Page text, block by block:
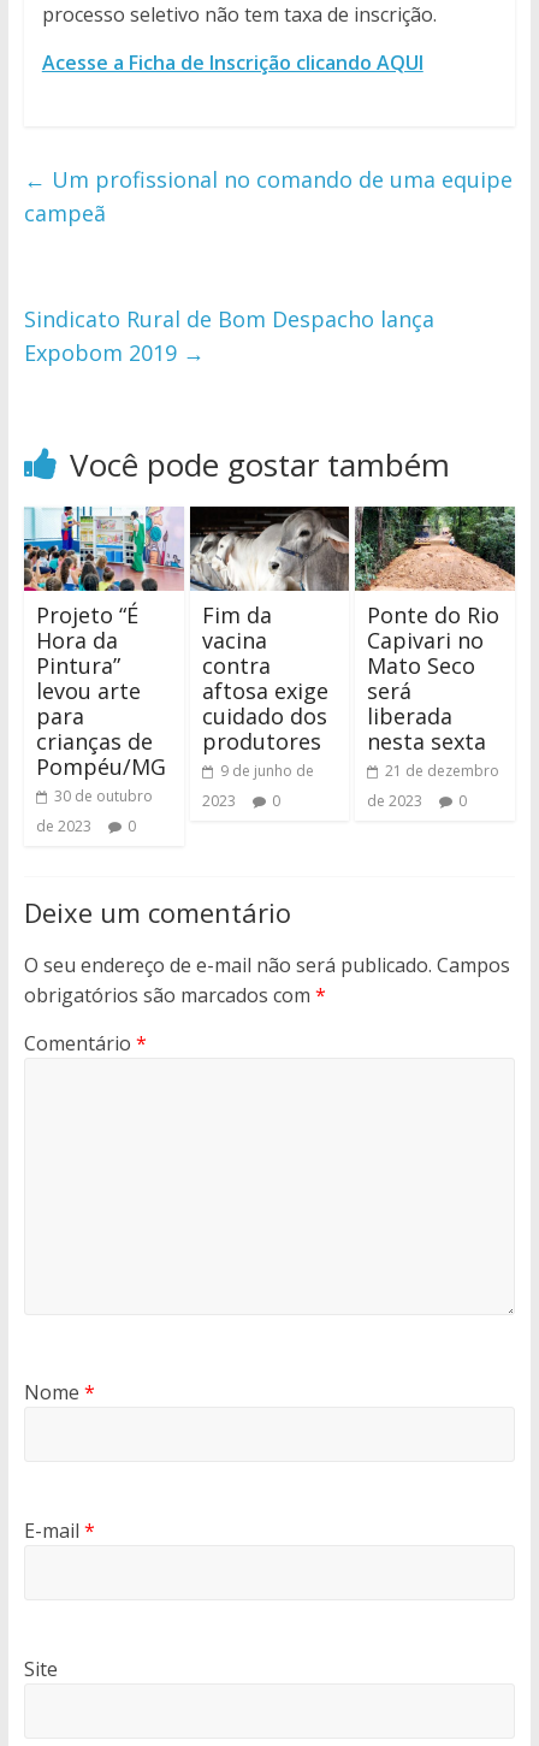
processo seletivo não tem taxa de inscrição.
Acesse a Ficha de Inscrição clicando AQUI
← Um profissional no comando de uma equipe
campeã
Sindicato Rural de Bom Despacho lança
Expobom 2019 →
Você pode gostar também
Projeto “É
Hora da
Pintura”
levou arte
para
crianças de
Pompéu/MG
30 de outubro
de 2023
0
Fim da
vacina
contra
aftosa exige
cuidado dos
produtores
9 de junho de
2023
0
Ponte do Rio
Capivari no
Mato Seco
será
liberada
nesta sexta
21 de dezembro
de 2023
0
Deixe um comentário
O seu endereço de e-mail não será publicado. Campos
obrigatórios são marcados com *
Comentário *
Nome *
E-mail *
Site